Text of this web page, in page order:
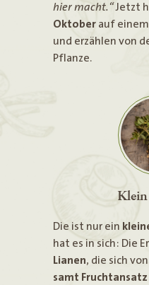
hier macht.“Jetzt
Oktoberauf einem
und erzählen von
Pflanze.
Die ist nur ein
hat es in sich: Die
Lianen, die sich von
samt